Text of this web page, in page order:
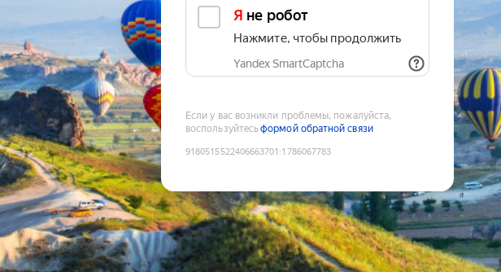
Я не робот
Нажмите, чтобы продолжить
Yandex SmartCaptcha
Если у вас возникли проблемы, пожалуйста,
воспользуйтесьформой обратной связи
9180515522406663701 :1786067783